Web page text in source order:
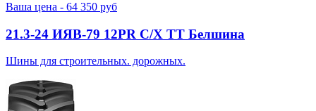
Ваша цена - 64 350 руб
21.3-24 ИЯВ-79 12PR С/Х TT Белшина
Шины для строительных. дорожных.